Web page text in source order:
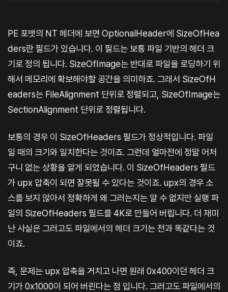
PE 포맷의 NT 헤더에 보면 OptionalHeader에 SizeOfHea
ders란 필드가 있습니다. 이 필드는 보통 파일 기반의 헤더 크
기로 정의 됩니다. SizeOfImage는 반대로 파일을 로딩하기 위
해서 메모리에 확보해야할 공간을 의미하죠. 그래서 SizeOfH
eaders는 FileAlignment 단위로 정렬되고, SizeOfImage는
SectionAlignment 단위로 정렬됩니다.
보통의 경우 이 SizeOfHeaders 필드가 정상적입니다. 파일
일 때의 크기와 일치한다는 것이죠. 그런데 얼마전에 정말 어처
구니 없는 상황을 알게 되었습니다. 이 SizeOfHeaders 필드
가 upx 압축이 되면 잘못될 수 있다는 것이죠. upx의 경우 소
스를 보지 않아서 정확하게 왜 그러는지는 알 수 없지만 실행 파
일의 SizeOfHeaders 필드를 4K로 만들어 버립니다. 더 재미
난 사실은 그러고도 파일에서의 헤더 크기는 전과 똑같다는 것
이죠.
즉, 문제는 upx 압축을 거치고 나면 원래 0x400이던 헤더 크
기가 0x1000이 되어 버린다는 점 입니다. 그러고도 파일에서의